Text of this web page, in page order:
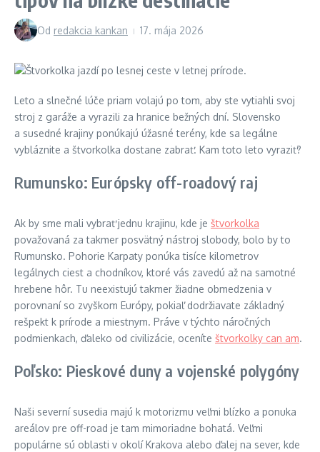
Od redakcia kankan 17. mája 2026
Leto a slnečné lúče priam volajú po tom, aby ste vytiahli svoj
stroj z garáže a vyrazili za hranice bežných dní. Slovensko
a susedné krajiny ponúkajú úžasné terény, kde sa legálne
vybláznite a štvorkolka dostane zabrať. Kam toto leto vyraziť?
Rumunsko: Európsky off-roadový raj
Ak by sme mali vybrať jednu krajinu, kde je štvorkolka
považovaná za takmer posvätný nástroj slobody, bolo by to
Rumunsko. Pohorie Karpaty ponúka tisíce kilometrov
legálnych ciest a chodníkov, ktoré vás zavedú až na samotné
hrebene hôr. Tu neexistujú takmer žiadne obmedzenia v
porovnaní so zvyškom Európy, pokiaľ dodržiavate základný
rešpekt k prírode a miestnym. Práve v týchto náročných
podmienkach, ďaleko od civilizácie, oceníte štvorkolky can am.
Poľsko: Pieskové duny a vojenské polygóny
Naši severní susedia majú k motorizmu veľmi blízko a ponuka
areálov pre off-road je tam mimoriadne bohatá. Veľmi
populárne sú oblasti v okolí Krakova alebo ďalej na sever, kde